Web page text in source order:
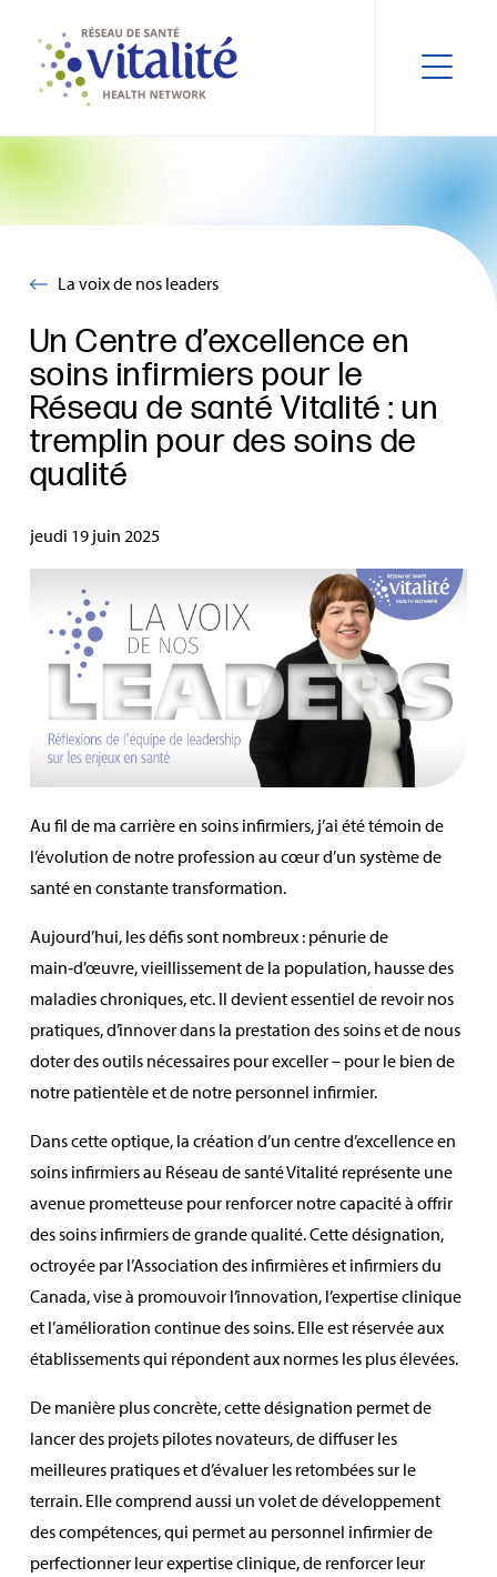
La voix de nos leaders
Un Centre d’excellence en
soins infirmiers pour le
Réseau de santé Vitalité : un
tremplin pour des soins de
qualité
jeudi 19 juin 2025
Au fil de ma carrière en soins infirmiers, j’ai été témoin de
l’évolution de notre profession au cœur d’un système de
santé en constante transformation.
Aujourd’hui, les défis sont nombreux : pénurie de
main‑d’œuvre, vieillissement de la population, hausse des
maladies chroniques, etc. Il devient essentiel de revoir nos
pratiques, d’innover dans la prestation des soins et de nous
doter des outils nécessaires pour exceller – pour le bien de
notre patientèle et de notre personnel infirmier.
Dans cette optique, la création d’un centre d’excellence en
soins infirmiers au Réseau de santé Vitalité représente une
avenue prometteuse pour renforcer notre capacité à offrir
des soins infirmiers de grande qualité. Cette désignation,
octroyée par l’Association des infirmières et infirmiers du
Canada, vise à promouvoir l’innovation, l’expertise clinique
et l’amélioration continue des soins. Elle est réservée aux
établissements qui répondent aux normes les plus élevées.
De manière plus concrète, cette désignation permet de
lancer des projets pilotes novateurs, de diffuser les
meilleures pratiques et d’évaluer les retombées sur le
terrain. Elle comprend aussi un volet de développement
des compétences, qui permet au personnel infirmier de
perfectionner leur expertise clinique, de renforcer leur